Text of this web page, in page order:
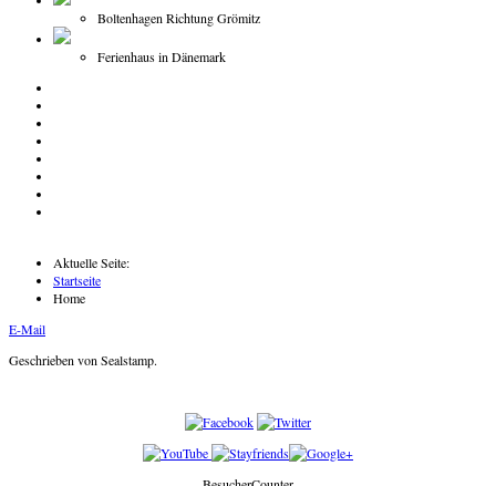
Boltenhagen Richtung Grömitz
Ferienhaus in Dänemark
Aktuelle Seite:
Startseite
Home
E-Mail
Geschrieben von Sealstamp.